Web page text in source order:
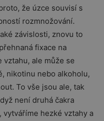
že úzce souvisí s
rozmnožování.
závislosti, znovu to
fixace na
ale může se
nikotinu nebo alkoholu,
To vše jsou ale, tak
není druhá čakra
vytváříme hezké vztahy a